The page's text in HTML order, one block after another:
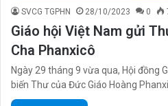
SVCG TGPHN 28/10/2023 0
Giáo hội Việt Nam gửi
Cha Phanxicô
Ngày 29 tháng 9 vừa qua, Hội đồng
biến Thư của Đức Giáo Hoàng